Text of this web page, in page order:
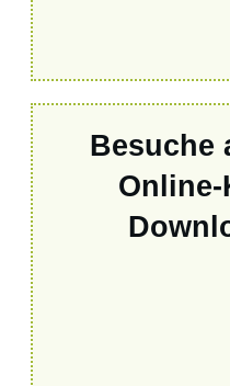
Besuche
Online-